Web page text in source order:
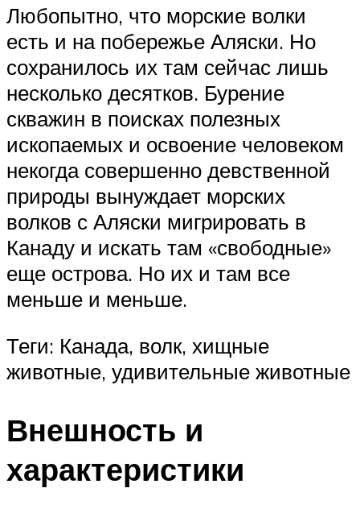
Любопытно, что морские волки
есть и на побережье Аляски. Но
сохранилось их там сейчас лишь
несколько десятков. Бурение
скважин в поисках полезных
ископаемых и освоение человеком
некогда совершенно девственной
природы вынуждает морских
волков с Аляски мигрировать в
Канаду и искать там «свободные»
еще острова. Но их и там все
меньше и меньше.
Теги: Канада, волк, хищные
животные, удивительные животные
Внешность и
характеристики